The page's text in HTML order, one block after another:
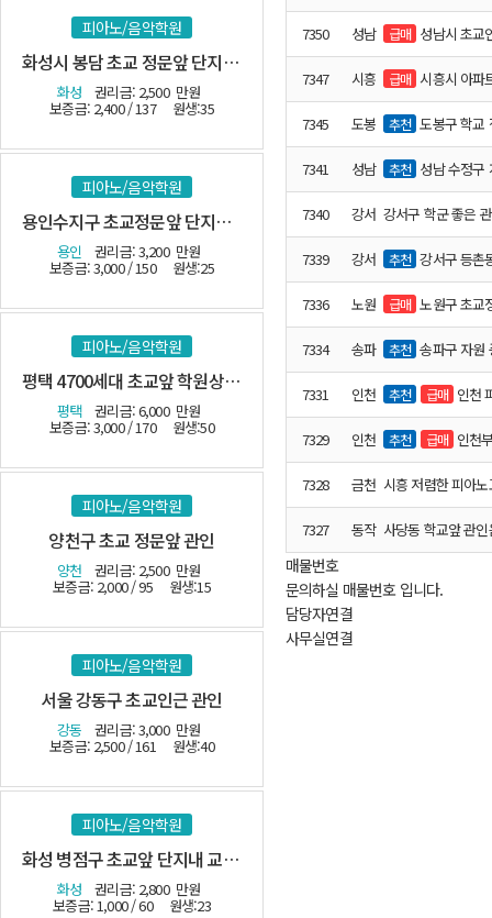
피아노/음악학원
화성시 봉담 초교 정문앞 단지내 관인음악
화성 권리금: 2,500 만원
보증금: 2,400 / 137 원생:35
피아노/음악학원
용인수지구 초교정문앞 단지내 관인
용인 권리금: 3,200 만원
보증금: 3,000 / 150 원생:25
피아노/음악학원
평택 4700세대 초교앞 학원상가 관인
평택 권리금: 6,000 만원
보증금: 3,000 / 170 원생:50
피아노/음악학원
양천구 초교 정문앞 관인
양천 권리금: 2,500 만원
보증금: 2,000 / 95 원생:15
피아노/음악학원
서울 강동구 초교인근 관인
강동 권리금: 3,000 만원
보증금: 2,500 / 161 원생:40
피아노/음악학원
화성 병점구 초교앞 단지내 교습소-(시설최상)
화성 권리금: 2,800 만원
보증금: 1,000 / 60 원생:23
7350 성남 급매 성남시 초교
7347 시흥 급매 시흥시 아파
7345 도봉 추천 도봉구 학교
7341 성남 추천 성남 수정구
7340 강서
7339 강서 추천 강서구 등촌동 실
7336 노원 급매 노원구 초교
7334 송파 추천 송파구 자원
7331 인천 추천 급매 인천
7329 인천 추천 급매 인천
7328 금천 시흥 저렴한 피아
7327 동작 사당동 학교앞 관
매물번호
문의하실 매물번호 입니다.
담당자연결
사무실연결